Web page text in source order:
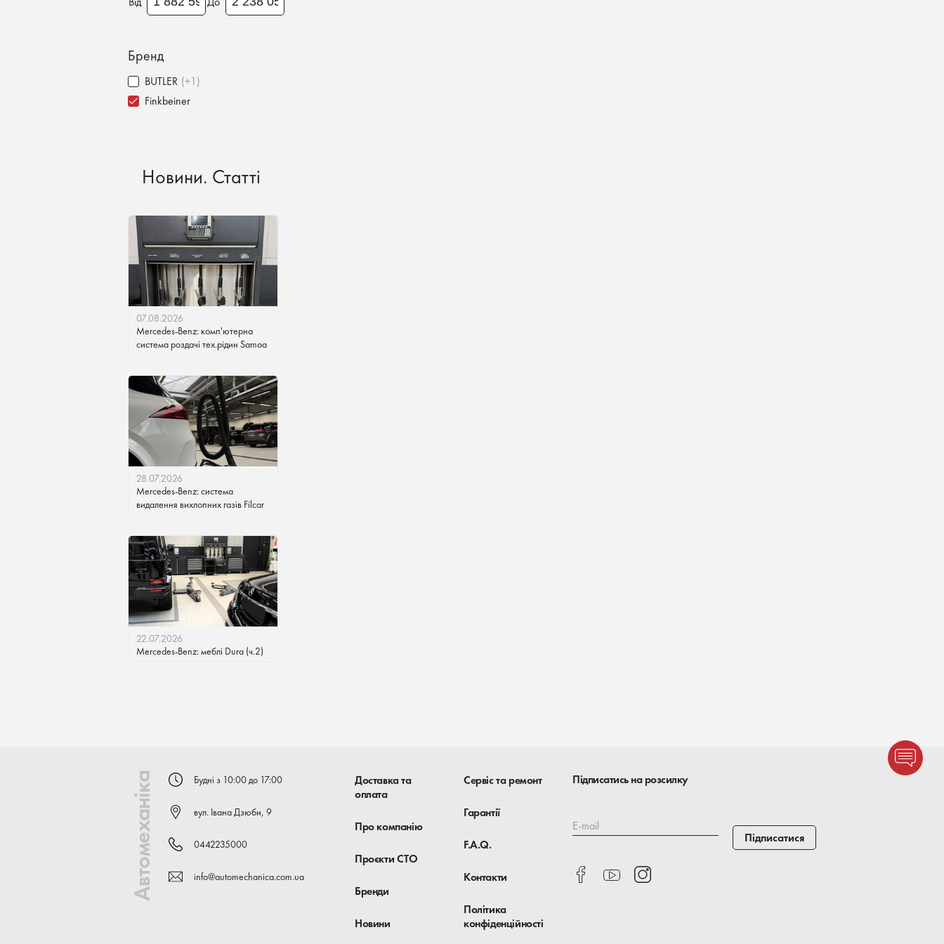
Бренд
BUTLER (+1)
Finkbeiner
Новини. Статті
07.08.2026
Mercedes-Benz: комп'ютерна
система роздачі тех.рідин Samoa
28.07.2026
Mercedes-Benz: система
видалення вихлопних газів Filcar
22.07.2026
Mercedes-Benz: меблі Dura (ч.2)
Автомеханіка Будні з 10:00 до 17:00
вул. Івана Дзюби, 9
0442235000
info@automechanica.com.ua
Доставка та
оплата
Про компанію
Проєкти СТО
Бренди
Новини
Сервіс та ремонт
Гарантії
F.A.Q.
Контакти
Політика
конфіденційності
Підписатись на розсилку
E-mail
Підписатися